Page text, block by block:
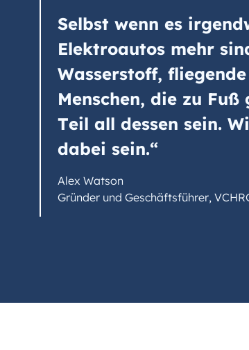
Selbst wenn es
Elektroautos mehr
Wasserstoff,
Menschen, die zu
Teil all dessen sein.
dabei sein.“
Alex Watson
Gründer und Geschäftsführer,